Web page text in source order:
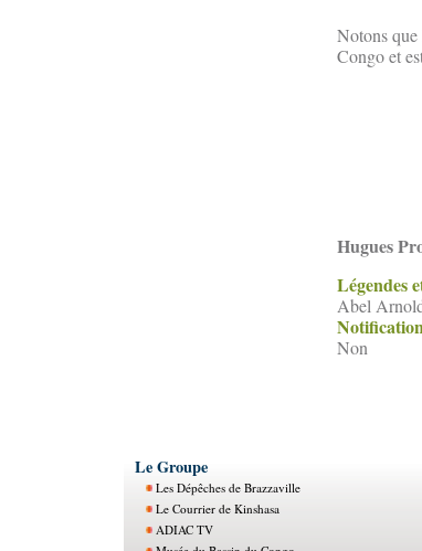
Notons que
Congo et
Hugues
Légendes
Abel
Non
Le Groupe
Les Dépêches de Brazzaville
Le Courrier de Kinshasa
ADIAC TV